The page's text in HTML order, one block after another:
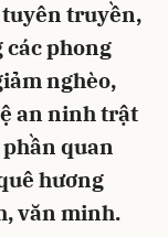
truyền,
các phong
nghèo,
an ninh trật
phần quan
hương
văn minh.